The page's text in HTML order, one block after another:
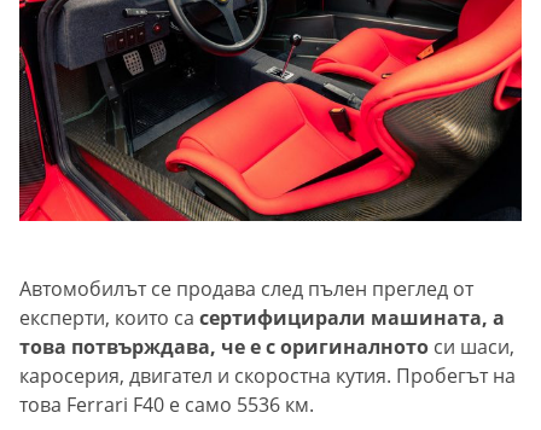
Автомобилът се продава след пълен преглед от
експерти, които са сертифицирали машината, а
това потвърждава, че е с оригиналното си шаси,
каросерия, двигател и скоростна кутия. Пробегът на
това Ferrari F40 е само 5536 км.